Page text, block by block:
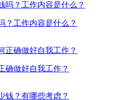
？工作内容是什么？
确做好自我工作？